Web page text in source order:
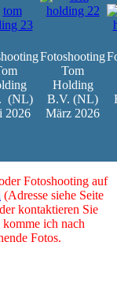
(NL)
2026
Fotoshooting
Tom
Holding
B.V. (NL)
März 2026
Fotoshooting auf
(Adresse siehe Seite
kontaktieren Sie
komme ich nach
Fotos.